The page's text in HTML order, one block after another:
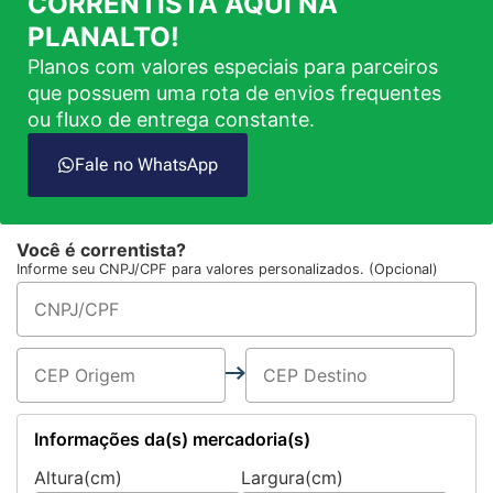
PLANALTO!
Planos com valores especiais para parceiros
que possuem uma rota de envios frequentes
ou fluxo de entrega constante.
Fale no WhatsApp
Você é correntista?
Informe seu CNPJ/CPF para valores personalizados. (Opcional)
Informações da(s) mercadoria(s)
Altura(cm)
Largura(cm)